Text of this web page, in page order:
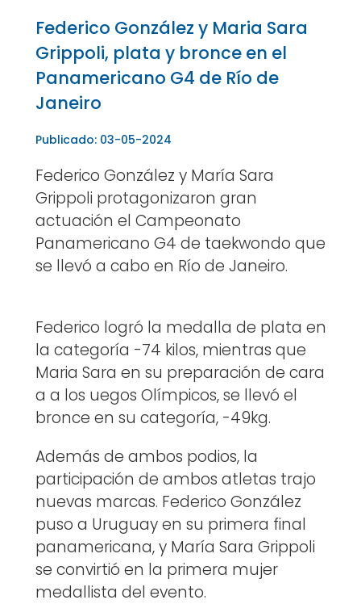
Federico González y Maria Sara
Grippoli, plata y bronce en el
Panamericano G4 de Río de
Janeiro
Publicado: 03-05-2024
Federico González y María Sara
Grippoli protagonizaron gran
actuación el Campeonato
Panamericano G4 de taekwondo que
se llevó a cabo en Río de Janeiro.
Federico logró la medalla de plata en
la categoría -74 kilos, mientras que
Maria Sara en su preparación de cara
a a los uegos Olímpicos, se llevó el
bronce en su categoría, -49kg.
Además de ambos podios, la
participación de ambos atletas trajo
nuevas marcas. Federico González
puso a Uruguay en su primera final
panamericana, y María Sara Grippoli
se convirtió en la primera mujer
medallista del evento.